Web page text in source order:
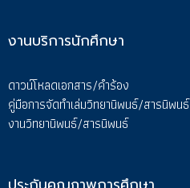
งานบริการนักศึกษา
ดาวน์โหลดเอกสาร/คำร้อง
คู่มือการจัดทำเล่มวิทยานิพนธ์/สารนิพนธ์
งานวิทยานิพนธ์/สารนิพนธ์